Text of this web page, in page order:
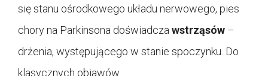
się stanu ośrodkowego układu nerwowego, pies
chory na Parkinsona doświadcza wstrząsów –
drżenia, występującego w stanie spoczynku. Do
klasycznych objawów